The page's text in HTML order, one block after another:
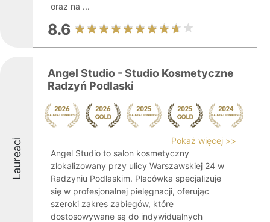
oraz na ...
8.6
Laureaci
Angel Studio - Studio Kosmetyczne
Radzyń Podlaski
Pokaż więcej >>
Angel Studio to salon kosmetyczny
zlokalizowany przy ulicy Warszawskiej 24 w
Radzyniu Podlaskim. Placówka specjalizuje
się w profesjonalnej pielęgnacji, oferując
szeroki zakres zabiegów, które
dostosowywane są do indywidualnych